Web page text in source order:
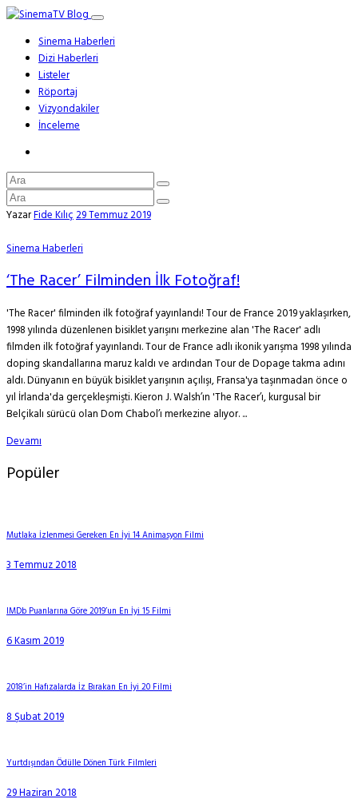
Sinema Haberleri
Dizi Haberleri
Listeler
Röportaj
Vizyondakiler
İnceleme
YazarFide Kılıç29 Temmuz 2019
Sinema Haberleri
‘The Racer’ Filminden İlk Fotoğraf!
'The Racer' filminden ilk fotoğraf yayınlandı! Tour de France 2019 yaklaşırken,
1998 yılında düzenlenen bisiklet yarışını merkezine alan 'The Racer' adlı
filmden ilk fotoğraf yayınlandı. Tour de France adlı ikonik yarışma 1998 yılında
doping skandallarına maruz kaldı ve ardından Tour de Dopage takma adını
aldı. Dünyanın en büyük bisiklet yarışının açılışı, Fransa'ya taşınmadan önce o
yıl İrlanda'da gerçekleşmişti. Kieron J. Walsh’ın 'The Racer’ı, kurgusal bir
Belçikalı sürücü olan Dom Chabol’ı merkezine alıyor. ...
Devamı
Popüler
Mutlaka İzlenmesi Gereken En İyi 14 Animasyon Filmi
3 Temmuz 2018
IMDb Puanlarına Göre 2019’un En İyi 15 Filmi
6 Kasım 2019
2018’in Hafızalarda İz Bırakan En İyi 20 Filmi
8 Şubat 2019
Yurtdışından Ödülle Dönen Türk Filmleri
29 Haziran 2018